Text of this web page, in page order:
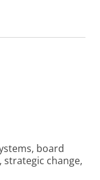
board
change,